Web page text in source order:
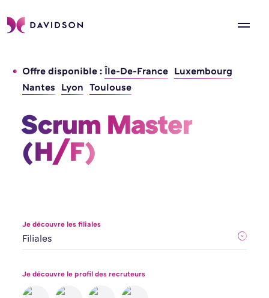
Offre disponible :Île-De-France Luxembourg
Nantes Lyon Toulouse
Scrum Master
(H/F)
Je découvre les filiales
Je découvre le profil des recruteurs